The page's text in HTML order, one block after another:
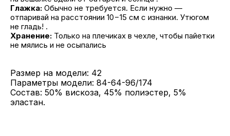
Глажка: Обычно не требуется. Если нужно —
отпаривай на расстоянии 10−15 см с изнанки. Утюгом
не гладь! .
Хранение: Только на плечиках в чехле, чтобы пайетки
не мялись и не осыпались
Размер на модели: 42
Параметры модели: 84-64-96/174
Состав: 50% вискоза, 45% полиэстер, 5%
эластан.